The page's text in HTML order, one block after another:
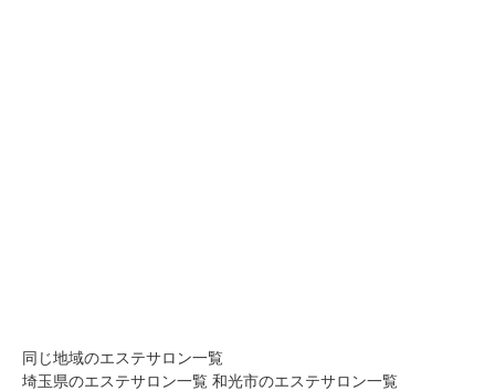
同じ地域のエステサロン一覧
埼玉県のエステサロン一覧 和光市のエステサロン一覧